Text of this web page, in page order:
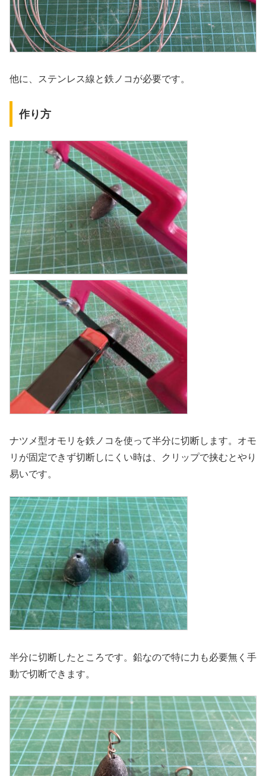
他に、ステンレス線と鉄ノコが必要です。
作り方
ナツメ型オモリを鉄ノコを使って半分に切断します。オモ
リが固定できず切断しにくい時は、クリップで挟むとやり
易いです。
半分に切断したところです。鉛なので特に力も必要無く手
動で切断できます。